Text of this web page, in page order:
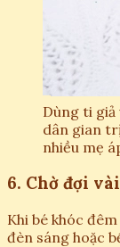
Dùng ti giả
dân gian
nhiều mẹ
6. Chờ đợi
Khi bé khóc
đèn sáng hoặc